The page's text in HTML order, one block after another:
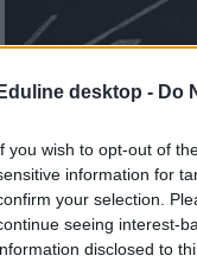
Eduline desktop - Do
you wish to opt-out of
information for
your selection.
seeing interest-
disclosed to